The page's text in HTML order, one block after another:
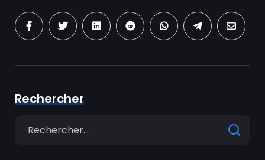
Rechercher